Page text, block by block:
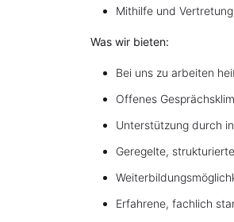
Mithilfe und
Was wir bieten:
Bei uns zu arbeiten
Offenes
Unterstützung durch
Geregelte,
Erfahrene, fachlich